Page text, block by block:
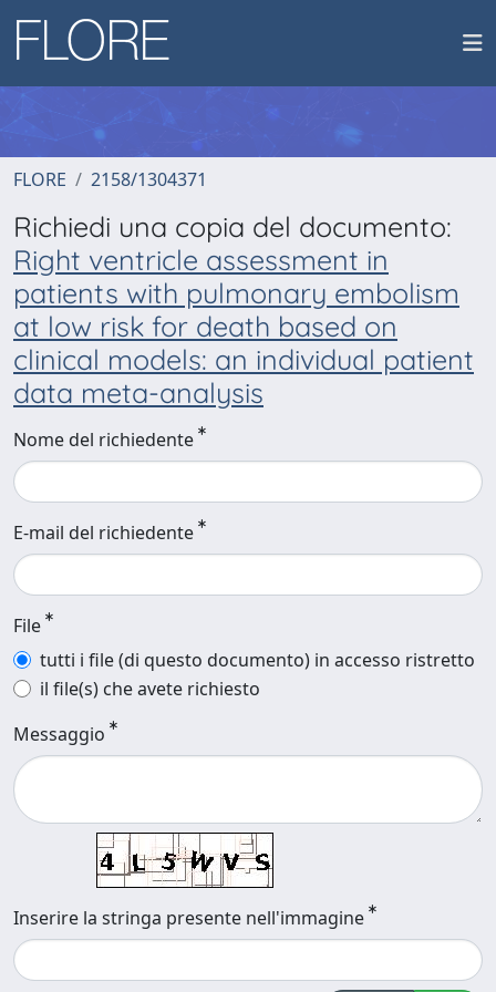
FLORE 2158/1304371
Richiedi una copia del documento:
Right ventricle assessment in
patients with pulmonary embolism
at low risk for death based on
clinical models: an individual patient
data meta-analysis
Nome del richiedente
E-mail del richiedente
File
tutti i file (di questo documento) in accesso ristretto
il file(s) che avete richiesto
Messaggio
Inserire la stringa presente nell'immagine